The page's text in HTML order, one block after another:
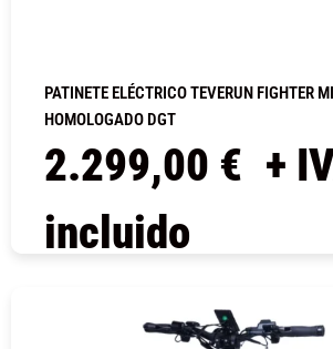
PATINETE ELÉCTRICO TEVERUN FIGHTER
HOMOLOGADO DGT
2.299,00 € +
incluido